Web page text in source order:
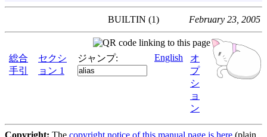
BUILTIN (1) February 23, 2005
総合
手引
セクシ
ョン 1
ジャンプ: English
オ
プ
シ
ョ
ン
Copyright: The copyright notice of this manual page is here (plain